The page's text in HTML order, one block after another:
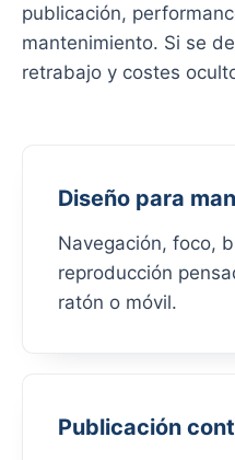
publicación,
mantenimiento. Si se
retrabajo y costes
Diseño para
Navegación, foco,
reproducción
ratón o móvil.
Publicación